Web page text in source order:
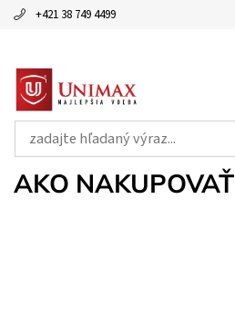
+421 38 749 4499
AKO NAKUPOVAŤ